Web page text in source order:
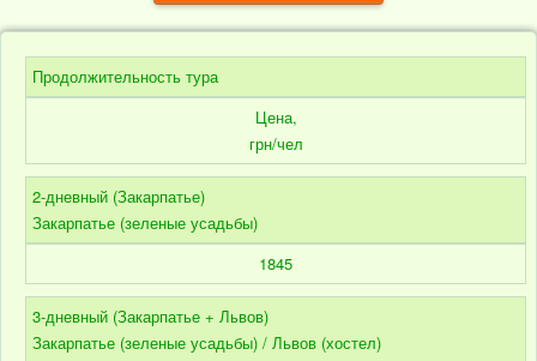
Продолжительность тура
Цена,
грн/чел
2-дневный (Закарпатье)
Закарпатье (зеленые усадьбы)
1845
3-дневный (Закарпатье + Львов)
Закарпатье (зеленые усадьбы) / Львов (хостел)